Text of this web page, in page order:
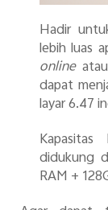
Hadir
lebih luas
onlineatau
dapat
layar 6.47
didukung
RAM +